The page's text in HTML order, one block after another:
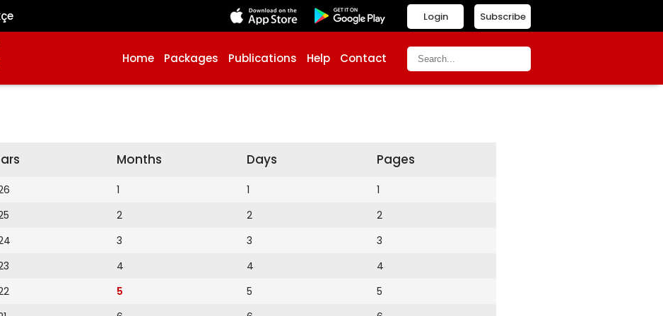
Subscribe
Login
Home Packages Publications Help Contact
Months
1
2
3
4
5
Days
1
2
3
4
5
Pages
1
2
3
4
5